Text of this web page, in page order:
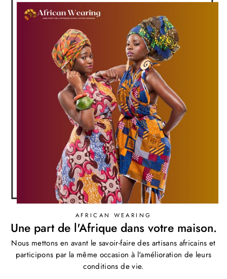
AFRICAN WEARING
Une part de l'Afrique dans votre maison.
Nous mettons en avant le savoir-faire des artisans africains et
participons par la même occasion à l'amélioration de leurs
conditions de vie.